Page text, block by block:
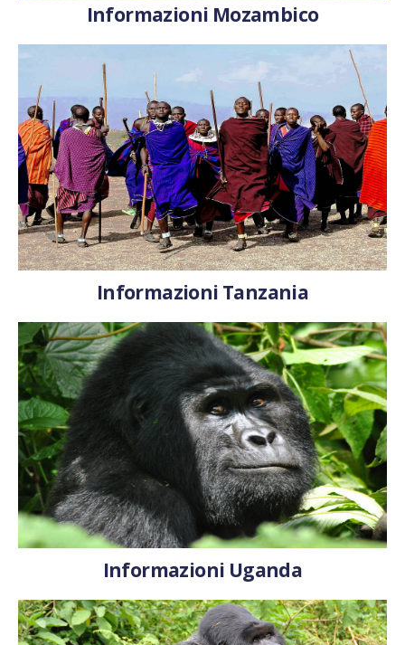
Informazioni Mozambico
Informazioni Tanzania
Informazioni Uganda